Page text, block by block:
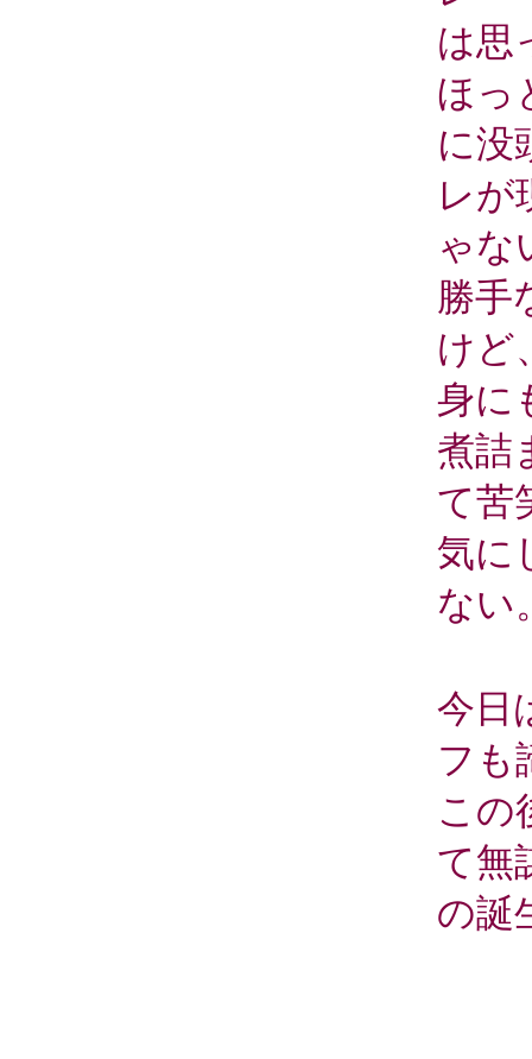
は思
ほっ
に没
レが
ゃな
勝手
けど
身に
煮詰
て苦
気に
ない
今日
フも
この
て無
の誕